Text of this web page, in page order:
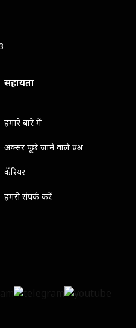
सहायता
हमारे बारे में
अक्सर पूछे जाने वाले प्रश्न
कॅरियर
हमसे संपर्क करें